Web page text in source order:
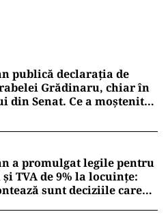
publică declarația de
Grădinaru, chiar în
din Senat. Ce a moștenit
a promulgat legile pentru
TVA de 9% la locuințe:
sunt deciziile care